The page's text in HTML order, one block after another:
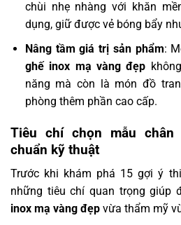
chùi nhẹ nhàng với khăn
dụng, giữ được vẻ bóng bẩy
Nâng tầm giá trị sản phẩm:
ghế inox mạ vàng đẹp
năng mà còn là món đồ
phòng thêm phần cao cấp.
Tiêu chí chọn mẫu chân
chuẩn kỹ thuật
Trước khi khám phá 15 gợi ý
những tiêu chí quan trọng giúp
inox mạ vàng đẹp vừa thẩm mỹ